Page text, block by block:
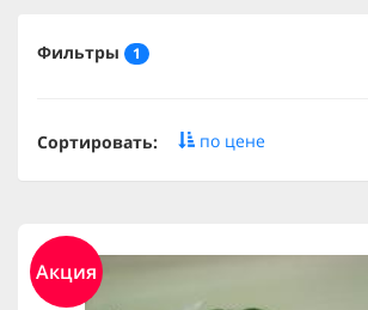
Фильтры 1
Сортировать: по цене
Акция